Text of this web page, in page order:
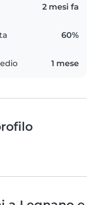
2 mesi fa
60%
1 mese